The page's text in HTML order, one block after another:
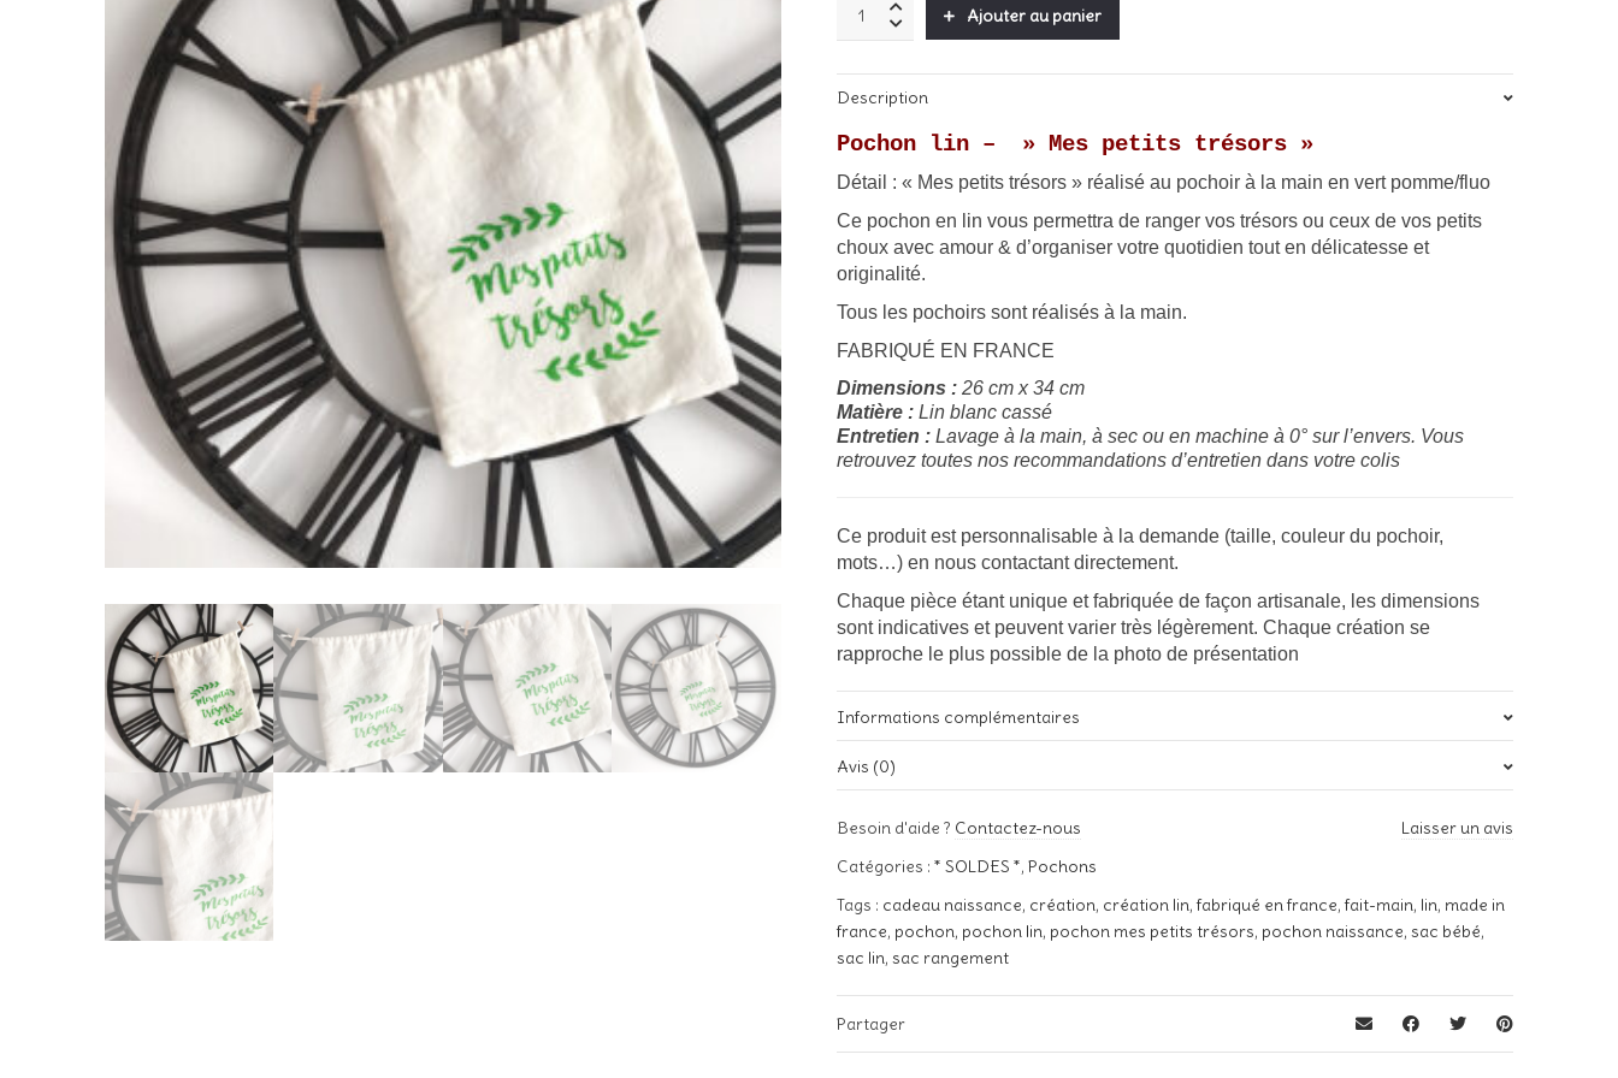
13,00€.8,00€.
Mes
petits
-
Vert
quantity
Ajouter au panier
Description
Pochon lin – » Mes petits trésors »
Détail : « Mes petits trésors » réalisé au pochoir à la main en vert pomme/fluo
Ce pochon en lin vous permettra de ranger vos trésors ou ceux de vos petits
choux avec amour & d’organiser votre quotidien tout en délicatesse et
originalité.
Tous les pochoirs sont réalisés à la main.
FABRIQUÉ EN FRANCE
Dimensions : 26 cm x 34 cm
Matière : Lin blanc cassé
Entretien : Lavage à la main, à sec ou en machine à 0° sur l’envers. Vous
retrouvez toutes nos recommandations d’entretien dans votre colis
Ce produit est personnalisable à la demande (taille, couleur du pochoir,
mots…) en nous contactant directement.
Chaque pièce étant unique et fabriquée de façon artisanale, les dimensions
sont indicatives et peuvent varier très légèrement. Chaque création se
rapproche le plus possible de la photo de présentation
Informations complémentaires
Poids 0,020 kg
Avis (0)
Votre note*
Votre avis *
Besoin d'aide ? Contactez-nous
Laisser un avis
Catégories :* SOLDES *,Pochons
Tags : cadeau naissance, création, création lin,fabriqué en france,fait-main, lin, made in
france, pochon, pochon lin, pochon mes petits trésors, pochon naissance,sac bébé,
sac lin,sac rangement
Partager